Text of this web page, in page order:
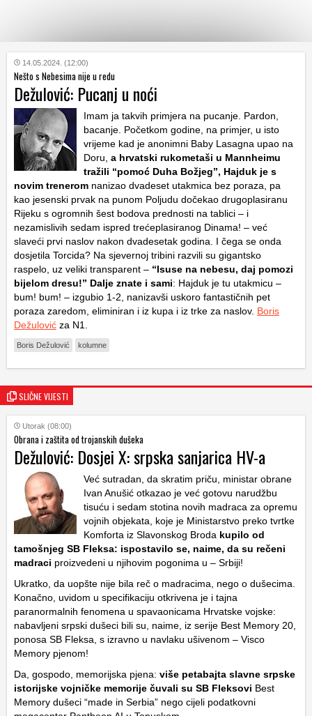
KATEGORIJE
HRVATSKI
WEB
14.05.2024. (12:00)
Nešto s Nebesima nije u redu
Dežulović: Pucanj u noći
Imam ja takvih primjera na pucanje. Pardon,
bacanje. Početkom godine, na primjer, u isto
vrijeme kad je anonimni Baby Lasagna upao na
Doru, a hrvatski rukometaši u Mannheimu
tražili “pomoć Duha Božjeg”, Hajduk je s
novim trenerom nanizao dvadeset utakmica bez poraza, pa
kao jesenski prvak na punom Poljudu dočekao drugoplasiranu
Rijeku s ogromnih šest bodova prednosti na tablici – i
nezamislivih sedam ispred trećeplasiranog Dinama! – već
slaveći prvi naslov nakon dvadesetak godina. I čega se onda
dosjetila Torcida? Na sjevernoj tribini razvili su gigantsko
raspelo, uz veliki transparent – “Isuse na nebesu, daj pomozi
bijelom dresu!” Dalje znate i sami: Hajduk je tu utakmicu –
bum! bum! – izgubio 1-2, nanizavši uskoro fantastičnih pet
poraza zaredom, eliminiran i iz kupa i iz trke za naslov. Boris
Dežulović za N1.
Boris Dežulović kolumne
SLIČNE VIJESTI
Utorak (08:00)
Obrana i zaštita od trojanskih dušeka
Dežulović: Dosjei X: srpska sanjarica HV-a
Već sutradan, da skratim priču, ministar obrane
Ivan Anušić otkazao je već gotovu narudžbu
tisuću i sedam stotina novih madraca za opremu
vojnih objekata, koje je Ministarstvo preko tvrtke
Komforta iz Slavonskog Broda kupilo od
tamošnjeg SB Fleksa: ispostavilo se, naime, da su rečeni
madraci proizvedeni u njihovim pogonima u – Srbiji!
Ukratko, da uopšte nije bila reč o madracima, nego o dušecima.
Konačno, uvidom u specifikaciju otkrivena je i tajna
paranormalnih fenomena u spavaonicama Hrvatske vojske:
nabavljeni srpski dušeci bili su, naime, iz serije Best Memory 20,
ponosa SB Fleksa, s izravno u navlaku ušivenom – Visco
Memory pjenom!
Da, gospodo, memorijska pjena: više petabajta slavne srpske
istorijske vojničke memorije čuvali su SB Fleksovi Best
Memory dušeci “made in Serbia” nego cijeli podatkovni